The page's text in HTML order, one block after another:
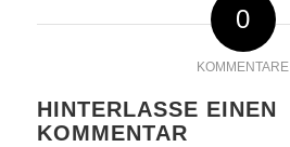
0
KOMMENTARE
HINTERLASSE EINEN
KOMMENTAR